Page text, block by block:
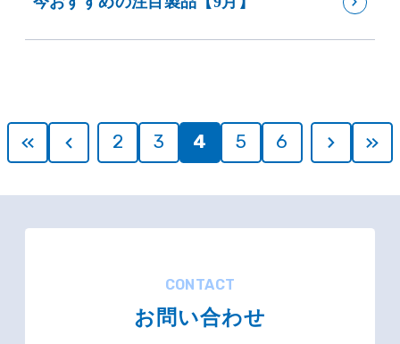
2 3 4 5 6
CONTACT
お問い合わせ